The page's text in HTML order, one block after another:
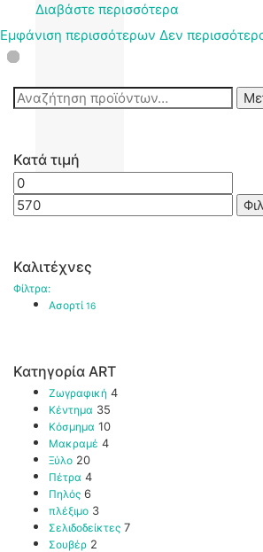
Διαβάστε περισσότερα
Εμφάνιση περισσότερων Δεν
Αναζήτηση
για:
Κατά τιμή
Ελάχιστη
τιμή
τιμή
Καλιτέχνες
Φίλτρα:
Ασορτί 16
Κατηγορία ART
Ζωγραφική 4
Κέντημα 35
Κόσμημα 10
Μακραμέ 4
Ξύλο 20
Πέτρα 4
Πηλός 6
πλέξιμο 3
Σελιδοδείκτες 7
Σουβέρ 2